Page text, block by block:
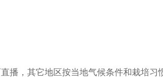
播，其它地区按当地气候条件和栽培